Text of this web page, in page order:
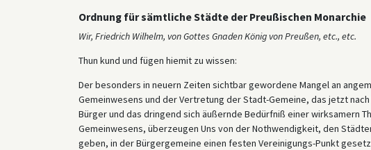
Ordnung für sämtliche Städte der Preußischen Monarchie
Wir, Friedrich Wilhelm, von Gottes Gnaden König von Preußen, etc., etc.
Thun kund und fügen hiemit zu wissen:
Der besonders in neuern Zeiten sichtbar gewordene Mangel an
Gemeinwesens und der Vertretung der Stadt-Gemeine, das jetzt
Bürger und das dringend sich äußernde Bedürfniß einer wirksamern
Gemeinwesens, überzeugen Uns von der Nothwendigkeit, den
geben, in der Bürgergemeine einen festen Vereinigungs-Punkt